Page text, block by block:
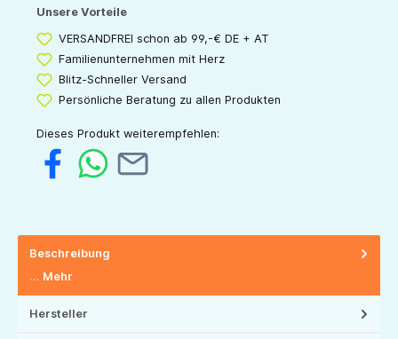
Unsere Vorteile
VERSANDFREI schon ab 99,-€ DE + AT
Familienunternehmen mit Herz
Blitz-Schneller Versand
Persönliche Beratung zu allen Produkten
Dieses Produkt weiterempfehlen:
Beschreibung
… Mehr
Hersteller